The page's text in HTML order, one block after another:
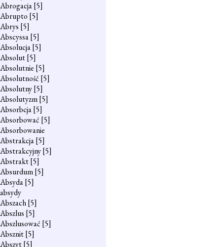
Abrogacja[5]
Abrupto [5]
Abrys [5]
Abscyssa[5]
Absolucja[5]
Absolut[5]
Absolutnie [5]
Absolutność [5]
Absolutny[5]
Absolutyzm[5]
Absorbcja[5]
Absorbować [5]
Absorbowanie
Abstrakcja[5]
Abstrakcyjny[5]
Abstrakt[5]
Absurdum[5]
Absyda[5]
absydy
Abszach[5]
Abszlus [5]
Abszlusować [5]
Absznit[5]
Abszyt[5]